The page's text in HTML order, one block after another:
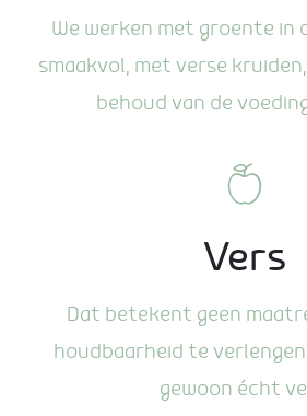
We werken met groente in
smaakvol, met verse
behoud van de
Vers
Dat betekent geen
houdbaarheid te
gewoon écht